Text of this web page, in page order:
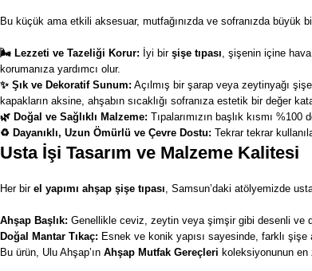
Bu küçük ama etkili aksesuar, mutfağınızda ve sofranızda büyük
🌬️ Lezzeti ve Tazeliği Korur: İyi bir şişe tıpası, şişenin içine
korumanıza yardımcı olur.
✨ Şık ve Dekoratif Sunum: Açılmış bir şarap veya zeytinyağı
kapakların aksine, ahşabın sıcaklığı sofranıza estetik bir değer
🌿 Doğal ve Sağlıklı Malzeme: Tıpalarımızın başlık kısmı
♻️ Dayanıklı, Uzun Ömürlü ve Çevre Dostu: Tekrar tekrar
Usta İşi Tasarım ve Malzeme Kalitesi
Her bir el yapımı ahşap şişe tıpası, Samsun’daki atölyemizde
Ahşap Başlık: Genellikle ceviz, zeytin veya şimşir gibi desenli ve
Doğal Mantar Tıkaç: Esnek ve konik yapısı sayesinde, farklı şişe
Bu ürün, Ulu Ahşap’ın Ahşap Mutfak Gereçleri koleksiyonunun en